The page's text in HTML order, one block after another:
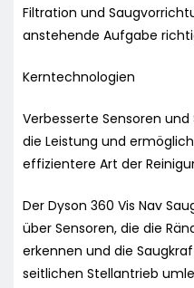
Filtration und
anstehende Aufgabe
Kerntechnologien
Verbesserte Sensoren
die Leistung und
effizientere Art der
Der Dyson 360 Vis Nav
über Sensoren, die die
erkennen und die
seitlichen Stellantrieb